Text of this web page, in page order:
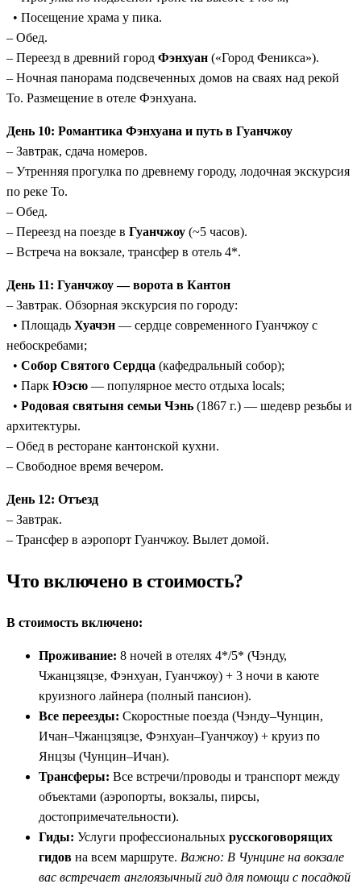
• Посещение храма у пика.
– Обед.
– Переезд в древний город Фэнхуан («Город Феникса»).
– Ночная панорама подсвеченных домов на сваях над рекой
То. Размещение в отеле Фэнхуана.
День 10: Романтика Фэнхуана и путь в Гуанчжоу
– Завтрак, сдача номеров.
– Утренняя прогулка по древнему городу, лодочная экскурсия
по реке То.
– Обед.
– Переезд на поезде в Гуанчжоу (~5 часов).
– Встреча на вокзале, трансфер в отель 4*.
День 11: Гуанчжоу — ворота в Кантон
– Завтрак. Обзорная экскурсия по городу:
• Площадь Хуачэн — сердце современного Гуанчжоу с
небоскребами;
• Собор Святого Сердца (кафедральный собор);
• Парк Юэсю — популярное место отдыха locals;
• Родовая святыня семьи Чэнь (1867 г.) — шедевр резьбы и
архитектуры.
– Обед в ресторане кантонской кухни.
– Свободное время вечером.
День 12: Отъезд
– Завтрак.
– Трансфер в аэропорт Гуанчжоу. Вылет домой.
Что включено в стоимость?
В стоимость включено:
Проживание: 8 ночей в отелях 4*/5* (Чэнду,
Чжанцзяцзе, Фэнхуан, Гуанчжоу) + 3 ночи в каюте
круизного лайнера (полный пансион).
Все переезды: Скоростные поезда (Чэнду–Чунцин,
Ичан–Чжанцзяцзе, Фэнхуан–Гуанчжоу) + круиз по
Янцзы (Чунцин–Ичан).
Трансферы: Все встречи/проводы и транспорт между
объектами (аэропорты, вокзалы, пирсы,
достопримечательности).
Гиды: Услуги профессиональных русскоговорящих
гидов на всем маршруте. Важно: В Чунцине на вокзале
вас встречает англоязычный гид для помощи с посадкой